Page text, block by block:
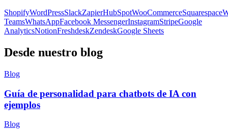
ShopifyWordPressSlackZapierHubSpotWooCommerceSquarespace
TeamsWhatsAppFacebook MessengerInstagramStripeGoogle
AnalyticsNotionFreshdeskZendeskGoogle Sheets
Desde nuestro blog
Blog
Guía de personalidad para chatbots de IA con
ejemplos
Blog